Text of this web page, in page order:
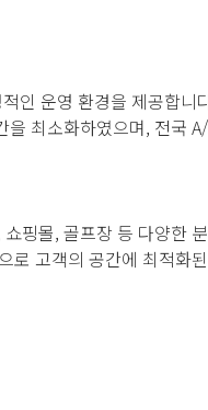
인 운영 환경을 제공합니
최소화하였으며, 전국
핑몰, 골프장 등 다양한
로 고객의 공간에 최적화